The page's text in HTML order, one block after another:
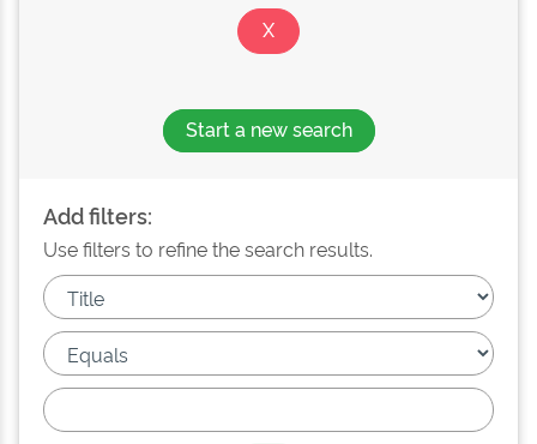
Start a new search
Add filters:
Use filters to refine the search results.